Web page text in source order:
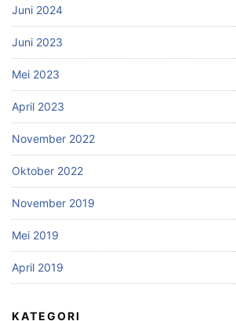
Juni 2024
Juni 2023
Mei 2023
April 2023
November 2022
Oktober 2022
November 2019
Mei 2019
April 2019
KATEGORI